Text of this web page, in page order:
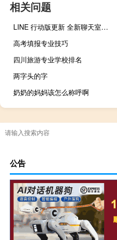
相关问题
LINE 行动版更新 全新聊天室选单内容设计、讯息左滑快速回覆
高考填报专业技巧
四川旅游专业学校排名
两字头的字
奶奶的妈妈该怎么称呼啊
公告